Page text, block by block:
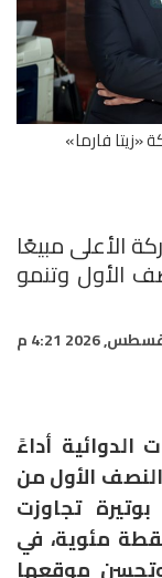
«زيتا فارما»
تنضم الى قائمة الـ30 شركة الأعلى مبيعًا
الأول وتنمو
أداءً
الأول من
بوتيرة تجاوزت
نمو السوق بأكثر من 56 نقطة مئوية، في
موقعها